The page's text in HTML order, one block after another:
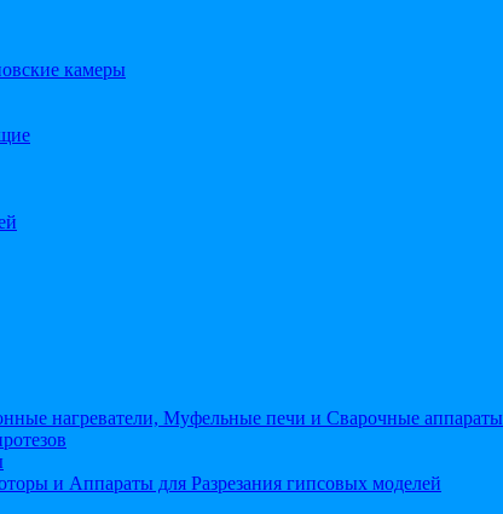
камеры
нагреватели, Муфельные печи и Сварочные аппараты
и Аппараты для Разрезания гипсовых моделей